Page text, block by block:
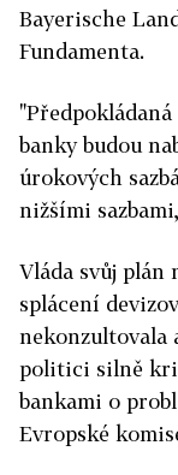
Bayerische
Fundamenta.
banky budou
úrokových
nižšími
Vláda svůj plán
splácení
nekonzultovala
politici silně
bankami o
Evropské